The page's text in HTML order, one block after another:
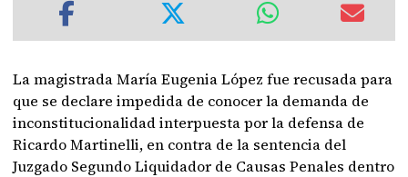
La magistrada María Eugenia López fue recusada para
que se declare impedida de conocer la demanda de
inconstitucionalidad interpuesta por la defensa de
Ricardo Martinelli, en contra de la sentencia del
Juzgado Segundo Liquidador de Causas Penales dentro